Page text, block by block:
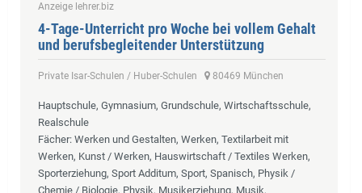
Anzeige lehrer.biz
4-Tage-Unterricht pro Woche bei vollem Gehalt
und berufsbegleitender Unterstützung
Private Isar-Schulen / Huber-Schulen 80469 München
Hauptschule, Gymnasium, Grundschule, Wirtschaftsschule,
Realschule
Fächer: Werken und Gestalten, Werken, Textilarbeit mit
Werken, Kunst / Werken, Hauswirtschaft / Textiles Werken,
Sporterziehung, Sport Additum, Sport, Spanisch, Physik /
Chemie / Biologie, Physik, Musikerziehung, Musik,